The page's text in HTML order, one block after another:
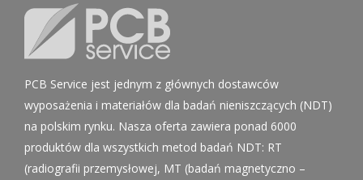
PCB Service jest jednym z głównych dostawców
wyposażenia i materiałów dla badań nieniszczących (NDT)
na polskim rynku. Nasza oferta zawiera ponad 6000
produktów dla wszystkich metod badań NDT: RT
(radiografii przemysłowej, MT (badań magnetyczno –